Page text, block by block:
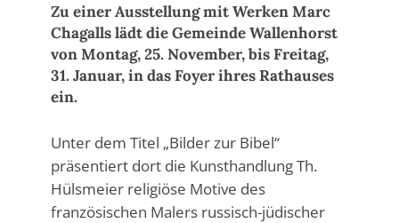
Zu einer Ausstellung mit Werken Marc
Chagalls lädt die Gemeinde Wallenhorst
von Montag, 25. November, bis Freitag,
31. Januar, in das Foyer ihres Rathauses
ein.
Unter dem Titel „Bilder zur Bibel“
präsentiert dort die Kunsthandlung Th.
Hülsmeier religiöse Motive des
französischen Malers russisch-jüdischer